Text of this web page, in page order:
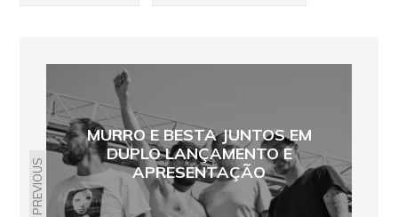
PREVIOUS
MURRO E BESTA JUNTOS EM
DUPLO LANÇAMENTO E
APRESENTAÇÃO